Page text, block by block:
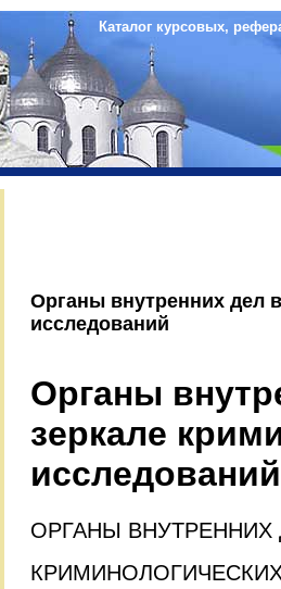
Каталог курсовых,
Органы внутренних дел
исследований
Органы
зеркале
исследований
ОРГАНЫ ВНУТРЕННИХ